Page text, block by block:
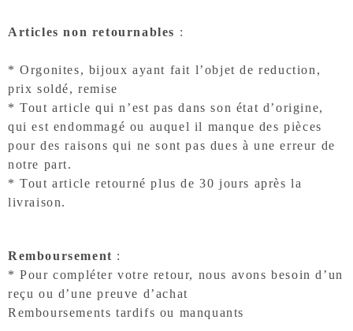
Articles non retournables :
* Orgonites, bijoux ayant fait l’objet de reduction,
prix soldé, remise
* Tout article qui n’est pas dans son état d’origine,
qui est endommagé ou auquel il manque des pièces
pour des raisons qui ne sont pas dues à une erreur de
notre part.
* Tout article retourné plus de 30 jours après la
livraison.
Remboursement :
* Pour compléter votre retour, nous avons besoin d’un
reçu ou d’une preuve d’achat
Remboursements tardifs ou manquants